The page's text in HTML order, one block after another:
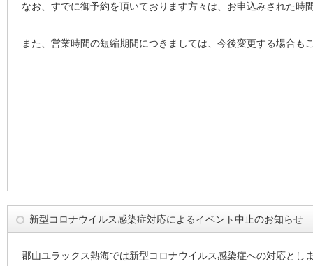
なお、すでに御予約を頂いております方々は、お申込みされた時
また、営業時間の短縮期間につきましては、今後変更する場合も
新型コロナウイルス感染症対応によるイベント中止のお知らせ
郡山ユラックス熱海では新型コロナウイルス感染症への対応とし